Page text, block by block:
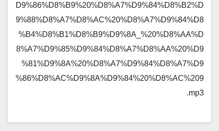
D9%86%D8%B9%20%D8%A7%D9%84%D8%B2%D
9%88%D8%A7%D8%AC%20%D8%A7%D9%84%D8
%B4%D8%B1%D8%B9%D9%8A_%20%D8%AA%D
8%A7%D9%85%D9%84%D8%A7%D8%AA%20%D9
%81%D9%8A%20%D8%A7%D9%84%D8%A7%D9
%86%D8%AC%D9%8A%D9%84%20%D8%AC%209
.mp3